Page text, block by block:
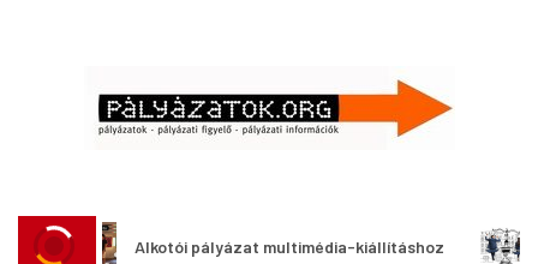
Alkotói pályázat multimédia-kiállításhoz Pályázat